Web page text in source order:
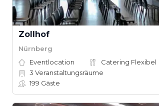
Zollhof
Nürnberg
Eventlocation
Catering Flexibel
3 Veranstaltungsräume
199 Gäste